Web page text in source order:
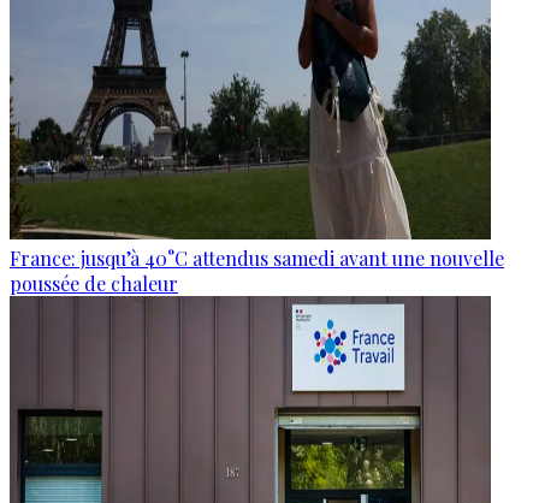
France: jusqu’à 40°C attendus samedi avant une nouvelle
poussée de chaleur